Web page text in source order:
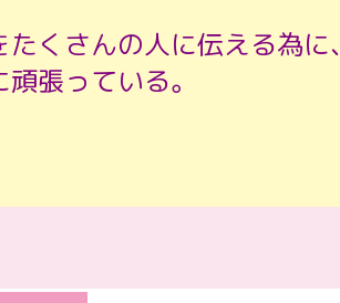
くさんの人に伝える為に、
張っている。